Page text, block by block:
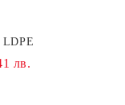
лв.